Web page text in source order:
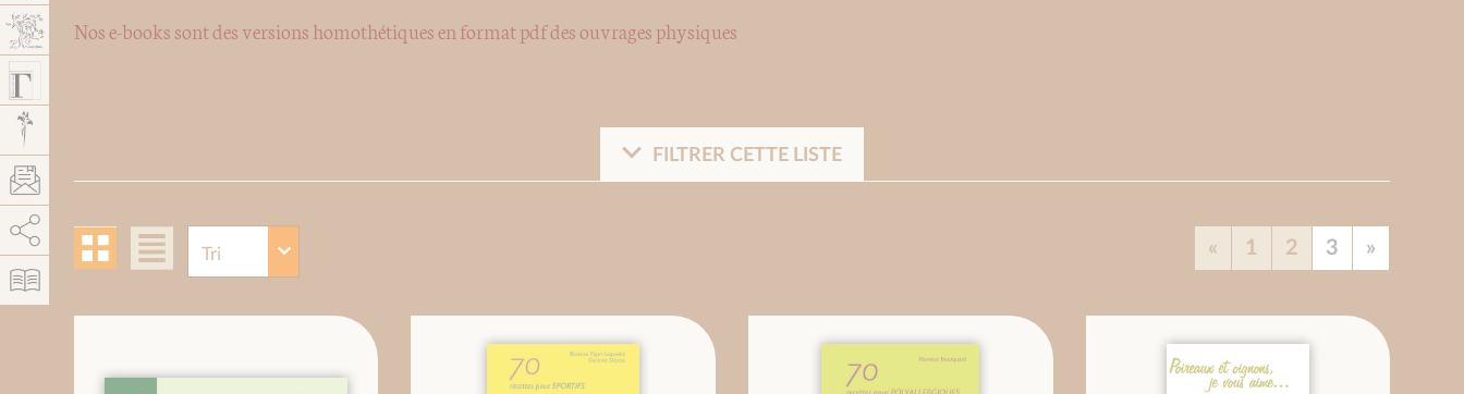
Nos e-books sont des versions homothétiques en format pdf des ouvrages physiques
FILTRER CETTE LISTE
« 1 2 3 »
AddThis está deshabilitado. Permitir